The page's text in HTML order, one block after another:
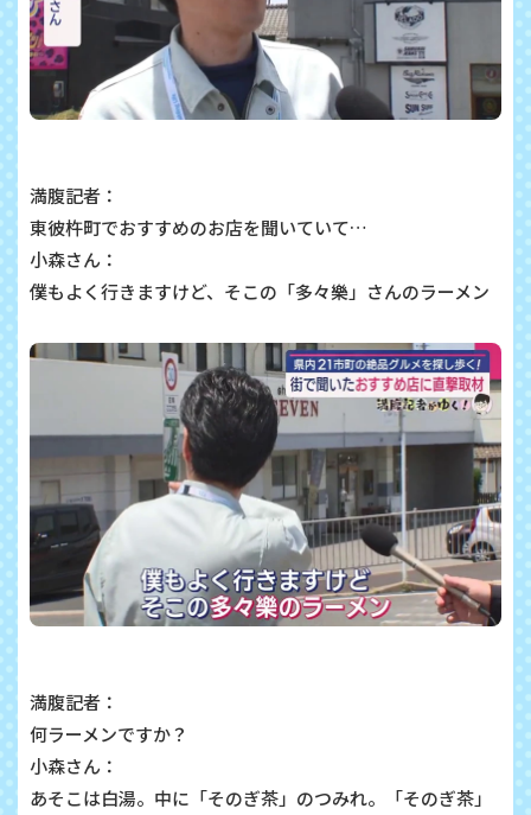
満腹記者：
東彼杵町でおすすめのお店を聞いていて…
小森さん：
僕もよく行きますけど、そこの「多々樂」さんのラーメン
満腹記者：
何ラーメンですか？
小森さん：
あそこは白湯。中に「そのぎ茶」のつみれ。「そのぎ茶」